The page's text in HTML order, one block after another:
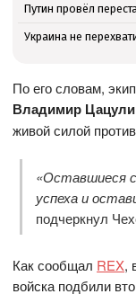
Путин провёл
Украина не
По его словам,
Владимир
живой силой
«Оставшиеся
успеха и
подчеркнул
Как сообщал REX,
войска подбили